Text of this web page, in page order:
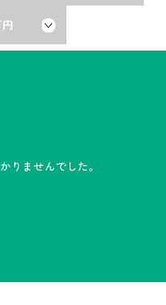
りませんでした。